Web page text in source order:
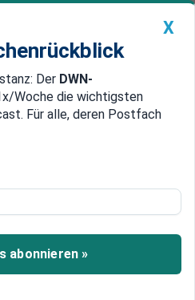
Geldanlage Premium
Magazin China
Stresstest
Banken
Stresstest wird
X
Der DWN-
Woche die wichtigsten
Für alle, deren Postfach
abonnieren »